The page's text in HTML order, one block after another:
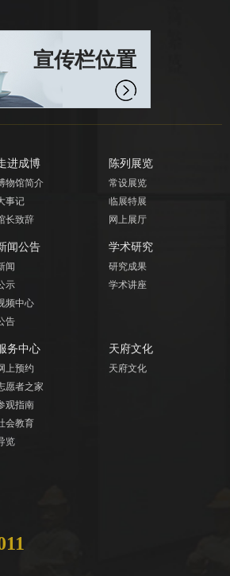
宣传栏位置
进成博
物馆简介
事记
长致辞
陈列展览
常设展览
临展特展
网上展厅
闻公告
闻
示
频中心
告
学术研究
研究成果
学术讲座
务中心
上预约
愿者之家
观指南
会教育
览
天府文化
天府文化